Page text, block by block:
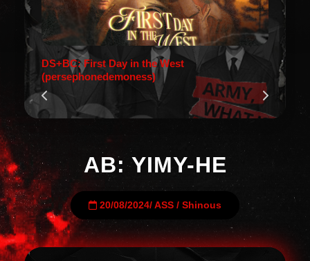
DS+BC: First Day in the West
(persephonedemoness)
AB: YIMY-HE
20/08/2024/ ASS / Shinous